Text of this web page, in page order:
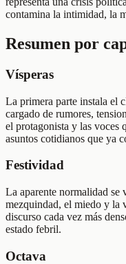
contamina la intimidad, la
Resumen por
Vísperas
La primera parte instala el
cargado de rumores,
el protagonista y las voces
asuntos cotidianos que ya
Festividad
La aparente normalidad se
mezquindad, el miedo y la
discurso cada vez más
estado febril.
Octava